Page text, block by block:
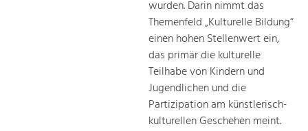
wurden. Darin nimmt das
Themenfeld „Kulturelle Bildung“
einen hohen Stellenwert ein,
das primär die kulturelle
Teilhabe von Kindern und
Jugendlichen und die
Partizipation am künstlerisch-
kulturellen Geschehen meint.